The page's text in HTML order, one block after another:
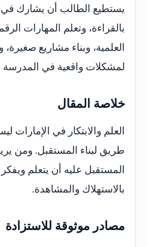
يستطيع الطالب أن يشارك في
بالقراءة، وتعلم المهارات
العلمية، وبناء مشاريع
لمشكلات واقعية في المدرسة
خلاصة المقال
العلم والابتكار في الإمارات
طريق لبناء المستقبل. ومن
المستقبل عليه أن يتعلم ويفكر
بالاستهلاك والمشاهدة.
مصادر موثوقة للاستزادة